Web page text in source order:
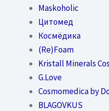
Maskoholic
Цитомед
Космёдика
(Re)Foam
Kristall Minerals
G.Love
Cosmomedica by
BLAGOVKUS